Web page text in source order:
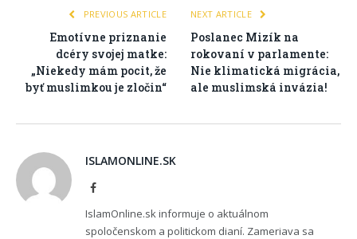
PREVIOUS ARTICLE
Emotívne priznanie
dcéry svojej matke:
„Niekedy mám pocit, že
byť muslimkou je zločin“
NEXT ARTICLE
Poslanec Mizík na
rokovaní v parlamente:
Nie klimatická migrácia,
ale muslimská invázia!
ISLAMONLINE.SK
Facebook
IslamOnline.sk informuje o aktuálnom
spoločenskom a politickom dianí. Zameriava sa